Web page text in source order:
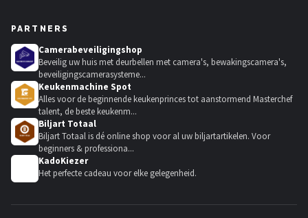
PARTNERS
Camerabeveiligingshop
Beveilig uw huis met deurbellen met camera's, bewakingscamera's,
beveiligingscamerasysteme...
Keukenmachine Spot
Alles voor de beginnende keukenprinces tot aanstormend Masterchef
talent, de beste keukenm...
Biljart Totaal
Biljart Totaal is dé online shop voor al uw biljartartikelen. Voor
beginners & professiona...
KadoKiezer
Het perfecte cadeau voor elke gelegenheid.